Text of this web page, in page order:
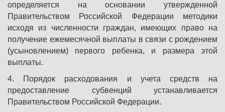
определяется на основании утвержденной
Правительством Российской Федерации методики
исходя из численности граждан, имеющих право на
получение ежемесячной выплаты в связи с рождением
(усыновлением) первого ребенка, и размера этой
выплаты.
4. Порядок расходования и учета средств на
предоставление субвенций устанавливается
Правительством Российской Федерации.